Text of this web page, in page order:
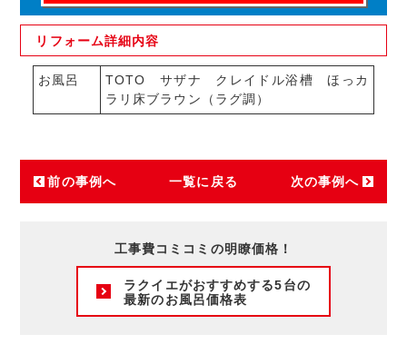
リフォーム詳細内容
お風呂
TOTO サザナ クレイドル浴槽 ほっカ
ラリ床ブラウン（ラグ調）
前の事例へ 一覧に戻る 次の事例へ
工事費コミコミの明瞭価格！
ラクイエがおすすめする5台の
最新のお風呂価格表